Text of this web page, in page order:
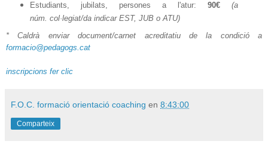
Estudiants, jubilats, persones a l'atur:90€(a
núm. col·legiat/da indicar EST, JUB o ATU)
* Caldrà enviar document/carnet acreditatiu de la condició a
formacio@pedagogs.cat
inscripcions fer clic
F.O.C. formació orientació coaching en 8:43:00
Comparteix